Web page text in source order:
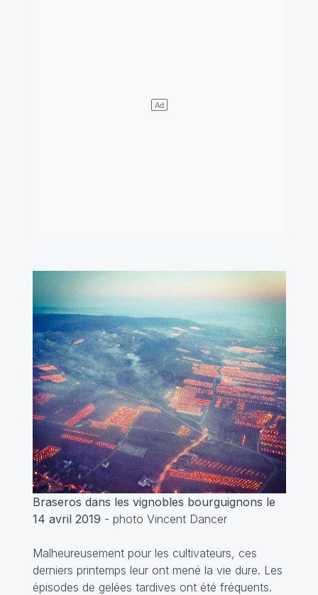
Braseros dans les vignobles bourguignons le
14 avril 2019 - photo Vincent Dancer
Malheureusement pour les cultivateurs, ces
derniers printemps leur ont mené la vie dure. Les
épisodes de gelées tardives ont été fréquents.